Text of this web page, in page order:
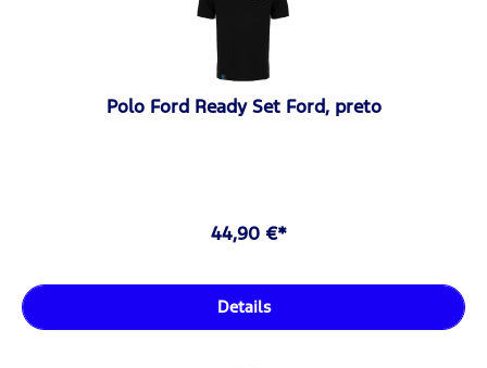
Polo Ford Ready Set Ford, preto
44,90 €*
Details